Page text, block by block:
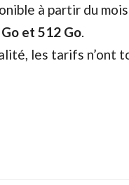
à partir du mois
et 512 Go.
les tarifs n’ont